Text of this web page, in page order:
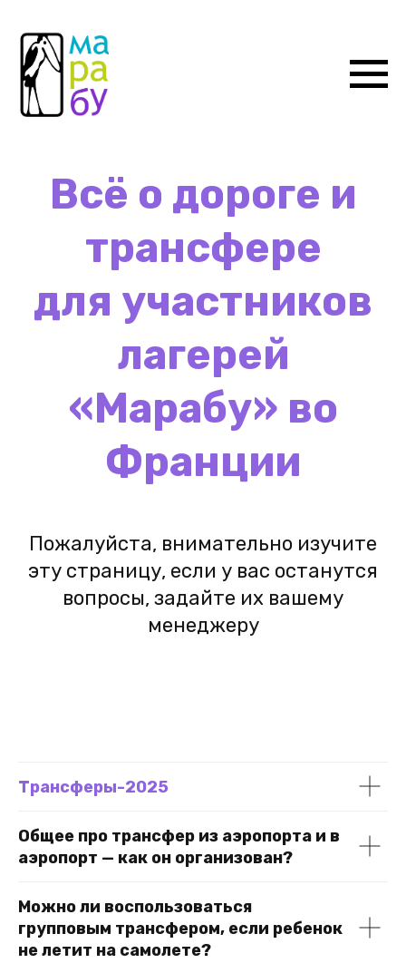
Всё о дороге и
трансфере
для участников
лагерей
«Марабу» во
Франции
Пожалуйста, внимательно изучите
эту страницу, если у вас останутся
вопросы, задайте их вашему
менеджеру
Трансферы-2025
Общее про трансфер из аэропорта и в
аэропорт — как он организован?
Можно ли воспользоваться
групповым трансфером, если ребенок
не летит на самолете?